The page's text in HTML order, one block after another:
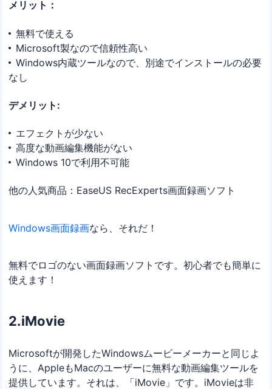
メリット：
無料で使える
Microsoft製なので信頼性高い
Windows内蔵ツールなので、別途でインストールの必要
なし
デメリット:
エフェクトが少ない
高度な動画編集機能がない
Windows 10で利用不可能
他の人気商品：EaseUS RecExperts画面録画ソフト
Windows画面録画なら、それだ！
無料でロゴのない画面録画ソフトです。初心者でも簡単に
使えます！
2.iMovie
Microsoftが開発したWindowsムービーメーカーと同じよ
うに、AppleもMacのユーザーに無料な動画編集ツールを
提供しています。それは、「iMovie」です。iMovieは非